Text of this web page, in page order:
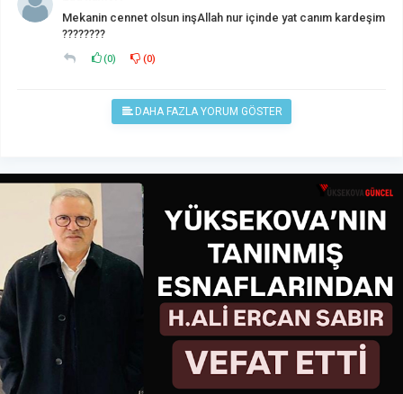
Mekanin cennet olsun inşAllah nur içinde yat canım kardeşim
????????
(0) (0)
DAHA FAZLA YORUM GÖSTER